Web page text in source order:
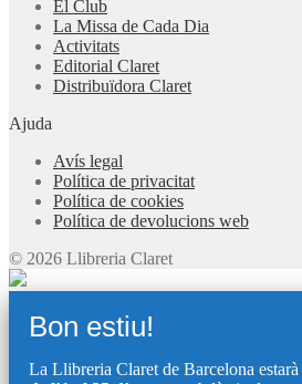
El Club
La Missa de Cada Dia
Activitats
Editorial Claret
Distribuïdora Claret
Ajuda
Avís legal
Política de privacitat
Política de cookies
Política de devolucions web
© 2026 Llibreria Claret
Bon estiu!
La Llibreria Claret de Barcelona estarà